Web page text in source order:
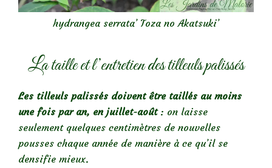
hydrangea serrata’ Toza no Akatsuki’
La taille et l’entretien des tilleuls palissés
Les tilleuls palissés doivent être taillés au moins
une fois par an, en juillet-août: on laisse
seulement quelques centimètres de nouvelles
pousses chaque année de manière à ce qu’il se
densifie mieux.